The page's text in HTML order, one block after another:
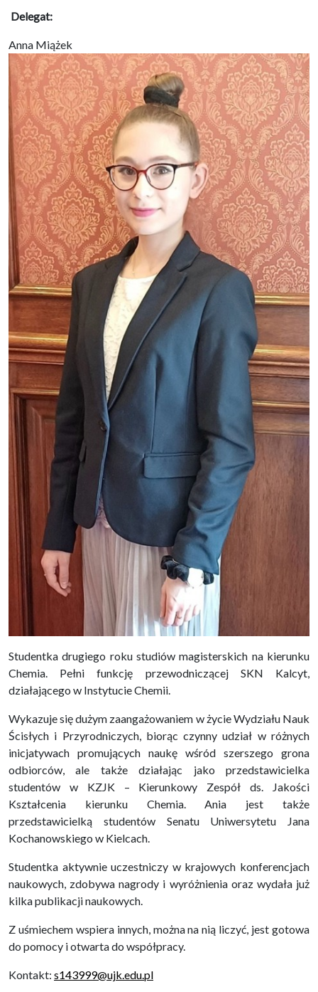
Delegat:
Anna Miążek
Studentka drugiego roku studiów magisterskich na kierunku
Chemia. Pełni funkcję przewodniczącej SKN Kalcyt,
działającego w Instytucie Chemii.
Wykazuje się dużym zaangażowaniem w życie Wydziału Nauk
Ścisłych i Przyrodniczych, biorąc czynny udział w różnych
inicjatywach promujących naukę wśród szerszego grona
odbiorców, ale także działając jako przedstawicielka
studentów w KZJK – Kierunkowy Zespół ds. Jakości
Kształcenia kierunku Chemia. Ania jest także
przedstawicielką studentów Senatu Uniwersytetu Jana
Kochanowskiego w Kielcach.
Studentka aktywnie uczestniczy w krajowych konferencjach
naukowych, zdobywa nagrody i wyróżnienia oraz wydała już
kilka publikacji naukowych.
Z uśmiechem wspiera innych, można na nią liczyć, jest gotowa
do pomocy i otwarta do współpracy.
Kontakt: s143999@ujk.edu.pl